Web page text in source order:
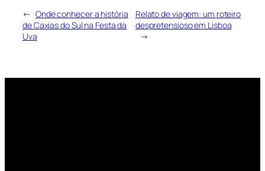
← Onde conhecer a história
de Caxias do Sul na Festa da
Uva
Relato de viagem: um roteiro
despretensioso em Lisboa
→